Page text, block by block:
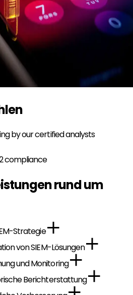
by our certified analysts
compliance
rund um
Strategie
von SIEM-Lösungen
und Monitoring
Berichterstattung